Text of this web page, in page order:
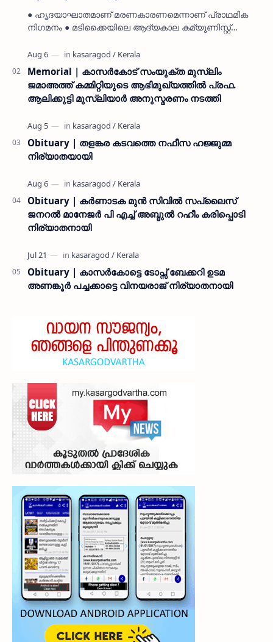
● ഹൃദയാഘാതമാണ് മരണകാരണമെന്നാണ് പ്രാഥമിക
നിഗമനം ● മടിക്കൈയിലെ ആദ്യകാല കമ്യൂണിസ്റ്റ്
മകളാണ് ● വിവരമറിഞ്ഞ് ജനപ്ര…
Memorial | കാസർകോട് സംയുക്ത മുസ്ലിം
ജമാഅത്ത് കമ്മിറ്റിയുടെ ആഭിമുഖ്യത്തിൽ പ്രഫ.
ആലിക്കുട്ടി മുസ്ലിയാർ അനുസ്മരണം നടത്തി
Obituary | തളങ്കര കടവത്തെ നഫീസ ഹജ്ജുമ്മ
നിര്യാതയായി
Obituary | കർണാടക മുൻ സിവില്‍ സപ്ലൈസ്
ജനറൽ മാനേജർ പി എച്ച് അബ്ദുൽ റഹീം കരിപ്പൊടി
നിര്യാതനായി
Obituary | കാസർകോട്ടെ ടോപ്സ് ബേക്കറി ഉടമ
അണങ്കൂർ പച്ചക്കാട്ടെ വിനയരാജ് നിര്യാതനായി